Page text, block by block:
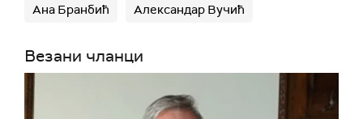
Ана Бранбић Александар Вучић
Везани чланци